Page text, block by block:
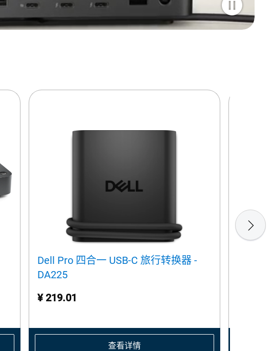
Dell Pro 四合一 USB-C 旅行转换器 -
DA225
¥ 219.01
查看详情